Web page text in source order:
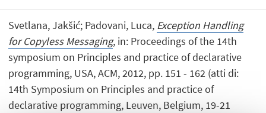
Svetlana, Jakšić; Padovani, Luca, Exception Handling
for Copyless Messaging, in: Proceedings of the 14th
symposium on Principles and practice of declarative
programming, USA, ACM, 2012, pp. 151 - 162 (atti di:
14th Symposium on Principles and practice of
declarative programming, Leuven, Belgium, 19-21